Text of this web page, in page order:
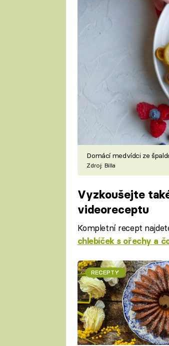
Domácí medvídci ze
Zdroj: Billa
Vyzkoušejte
videoreceptu
Kompletní recept
chlebíček s ořechy a
RECEPTY